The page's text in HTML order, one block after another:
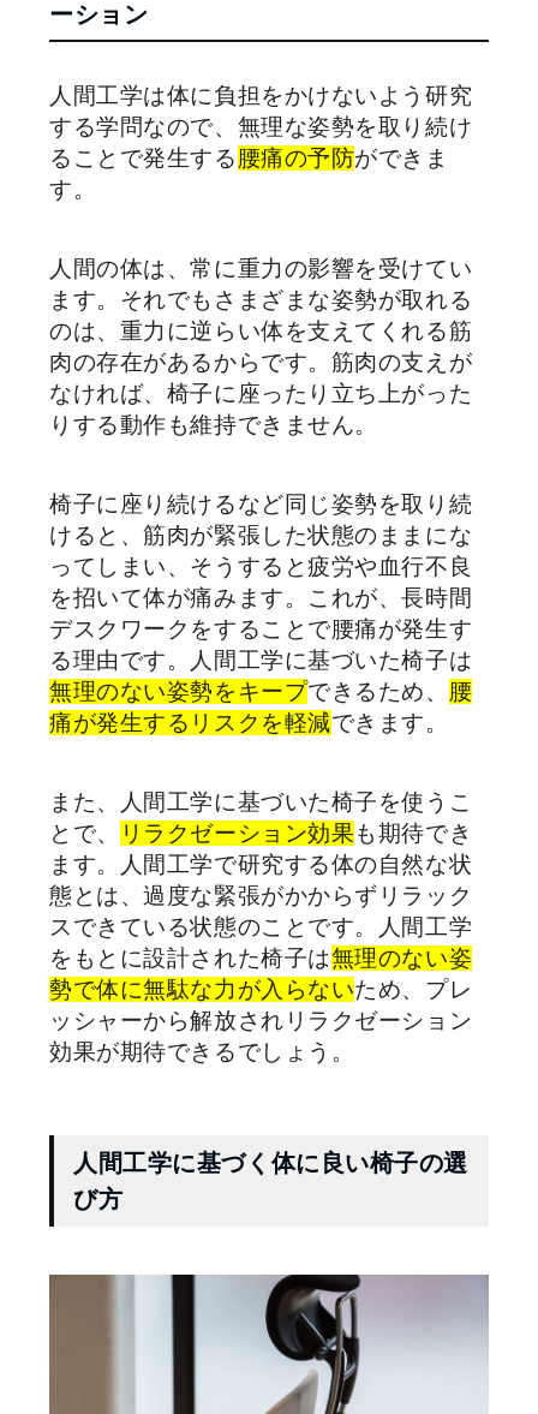
ーション
人間工学は体に負担をかけないよう研究
する学問なので、無理な姿勢を取り続け
ることで発生する腰痛の予防ができま
す。
人間の体は、常に重力の影響を受けてい
ます。それでもさまざまな姿勢が取れる
のは、重力に逆らい体を支えてくれる筋
肉の存在があるからです。筋肉の支えが
なければ、椅子に座ったり立ち上がった
りする動作も維持できません。
椅子に座り続けるなど同じ姿勢を取り続
けると、筋肉が緊張した状態のままにな
ってしまい、そうすると疲労や血行不良
を招いて体が痛みます。これが、長時間
デスクワークをすることで腰痛が発生す
る理由です。人間工学に基づいた椅子は
無理のない姿勢をキープできるため、 腰
痛が発生するリスクを軽減できます。
また、人間工学に基づいた椅子を使うこ
とで、
リラクゼーション効果も期待でき
ます。人間工学で研究する体の自然な状
態とは、過度な緊張がかからずリラック
スできている状態のことです。人間工学
をもとに設計された椅子は無理のない姿
勢で体に無駄な力が入らないため、プレ
ッシャーから解放されリラクゼーション
効果が期待できるでしょう。
人間工学に基づく体に良い椅子の選
び方